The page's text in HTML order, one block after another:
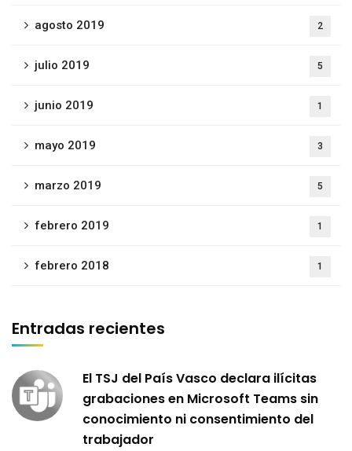
agosto 2019 2
julio 2019 5
junio 2019 1
mayo 2019 3
marzo 2019 5
febrero 2019 1
febrero 2018 1
Entradas recientes
El TSJ del País Vasco declara ilícitas
grabaciones en Microsoft Teams sin
conocimiento ni consentimiento del
trabajador